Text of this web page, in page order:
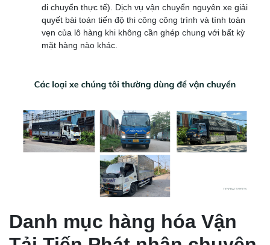
di chuyển thực tế). Dịch vụ vận chuyển nguyên xe giải
quyết bài toán tiến độ thi công công trình và tính toàn
vẹn của lô hàng khi không cần ghép chung với bất kỳ
mặt hàng nào khác.
Danh mục hàng hóa Vận